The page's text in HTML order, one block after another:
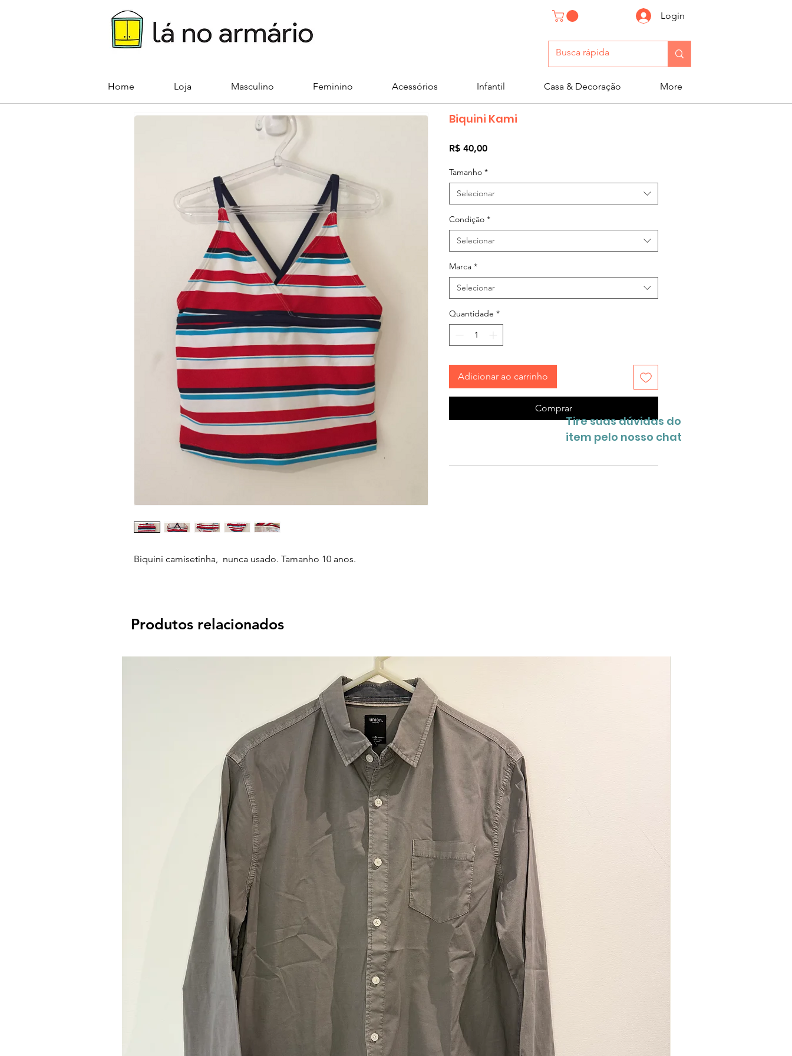
Login
Home Loja Masculino Feminino Acessórios Infantil Casa & Decoração More
Biquini camisetinha, nunca usado. Tamanho 10 anos.
Biquini Kami
R$ 40,00Preço
Tamanho *
Selecionar
Condição *
Selecionar
Marca *
Selecionar
Quantidade *
Adicionar ao carrinho
Comprar
Tire suas dúvidas do
item pelo nosso chat
Produtos relacionados